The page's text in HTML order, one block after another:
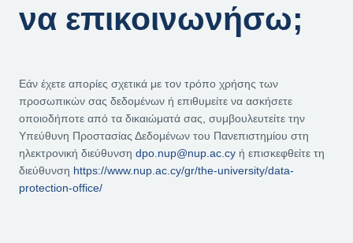
να επικοινωνήσω;
Εάν έχετε απορίες σχετικά με τον τρόπο χρήσης των
προσωπικών σας δεδομένων ή επιθυμείτε να ασκήσετε
οποιοδήποτε από τα δικαιώματά σας, συμβουλευτείτε την
Υπεύθυνη Προστασίας Δεδομένων του Πανεπιστημίου στη
ηλεκτρονική διεύθυνση dpo.nup@nup.ac.cy ή επισκεφθείτε τη
διεύθυνση https://www.nup.ac.cy/gr/the-university/data-
protection-office/